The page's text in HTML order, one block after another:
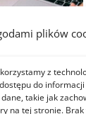
plików
z
do
takie jak
na tej stronie.
złZakres
cen: